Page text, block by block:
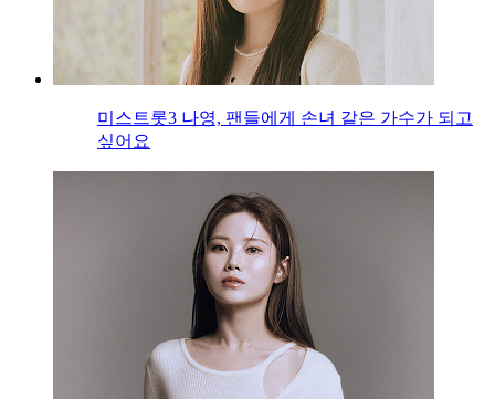
미스트롯3 나영, 팬들에게 손녀 같은 가수가 되고
싶어요